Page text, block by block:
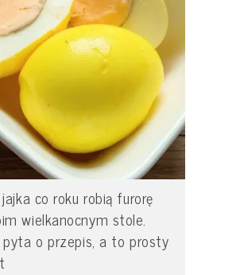
co roku robią furorę
wielkanocnym stole.
pyta o przepis, a to prosty